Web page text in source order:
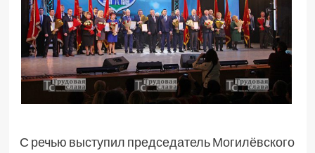
С речью выступил председатель Могилёвского